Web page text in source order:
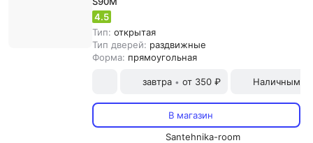
4.5
Тип: открытая
Тип дверей: раздвижные
Форма: прямоугольная
завтра • от 350 ₽ Наличными
В магазин
Santehnika-room